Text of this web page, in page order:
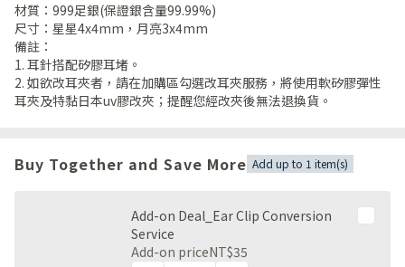
材質：999足銀(保證銀含量99.99%)
尺寸：星星4x4mm，月亮3x4mm
備註：
1. 耳針搭配矽膠耳堵。
2. 如欲改耳夾者，請在加購區勾選改耳夾服務，將使用軟矽膠彈性
耳夾及特黏日本uv膠改夾；提醒您經改夾後無法退換貨。
Buy Together and Save More Add up to 1 item(s)
Add-on Deal_Ear Clip Conversion
Service
Add-on priceNT$35